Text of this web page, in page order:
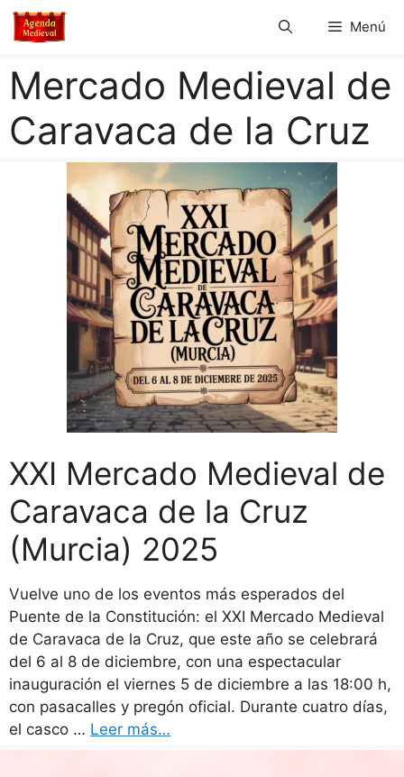
Saltar
Menú
Mercado Medieval de
Caravaca de la Cruz
XXI Mercado Medieval de
Caravaca de la Cruz
(Murcia) 2025
Vuelve uno de los eventos más esperados del
Puente de la Constitución: el XXI Mercado Medieval
de Caravaca de la Cruz, que este año se celebrará
del 6 al 8 de diciembre, con una espectacular
inauguración el viernes 5 de diciembre a las 18:00 h,
con pasacalles y pregón oficial. Durante cuatro días,
el casco … Leer más…